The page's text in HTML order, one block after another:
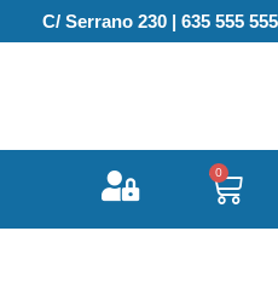
C/ Serrano 230 | 635 555 555
0